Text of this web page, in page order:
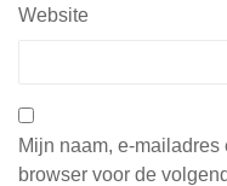
Website
Mijn naam, e-
browser voor de